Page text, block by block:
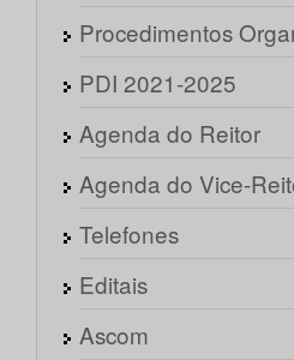
Procedimentos
PDI 2021-2025
Agenda do Reitor
Agenda do Vice-
Telefones
Editais
Ascom